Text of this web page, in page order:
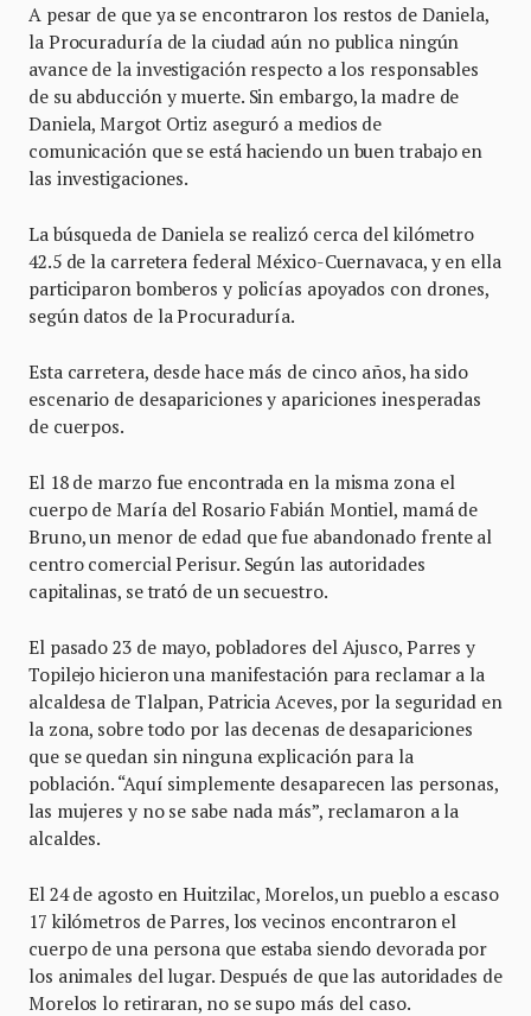
A pesar de que ya se encontraron los restos de Daniela,
la Procuraduría de la ciudad aún no publica ningún
avance de la investigación respecto a los responsables
de su abducción y muerte. Sin embargo, la madre de
Daniela, Margot Ortiz aseguró a medios de
comunicación que se está haciendo un buen trabajo en
las investigaciones.
La búsqueda de Daniela se realizó cerca del kilómetro
42.5 de la carretera federal México-Cuernavaca, y en ella
participaron bomberos y policías apoyados con drones,
según datos de la Procuraduría.
Esta carretera, desde hace más de cinco años, ha sido
escenario de desapariciones y apariciones inesperadas
de cuerpos.
El 18 de marzo fue encontrada en la misma zona el
cuerpo de María del Rosario Fabián Montiel, mamá de
Bruno, un menor de edad que fue abandonado frente al
centro comercial Perisur. Según las autoridades
capitalinas, se trató de un secuestro.
El pasado 23 de mayo, pobladores del Ajusco, Parres y
Topilejo hicieron una manifestación para reclamar a la
alcaldesa de Tlalpan, Patricia Aceves, por la seguridad en
la zona, sobre todo por las decenas de desapariciones
que se quedan sin ninguna explicación para la
población. “Aquí simplemente desaparecen las personas,
las mujeres y no se sabe nada más”, reclamaron a la
alcaldes.
El 24 de agosto en Huitzilac, Morelos, un pueblo a escaso
17 kilómetros de Parres, los vecinos encontraron el
cuerpo de una persona que estaba siendo devorada por
los animales del lugar. Después de que las autoridades de
Morelos lo retiraran, no se supo más del caso.